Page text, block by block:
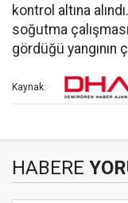
kontrol altına
soğutma
gördüğü yangının
Kaynak:
HABERE